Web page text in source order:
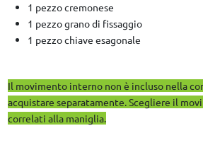
1 pezzo cremonese
1 pezzo grano di fissaggio
1 pezzo chiave esagonale
Il movimento interno non è incluso nella
acquistare separatamente. Scegliere il
correlati alla maniglia.